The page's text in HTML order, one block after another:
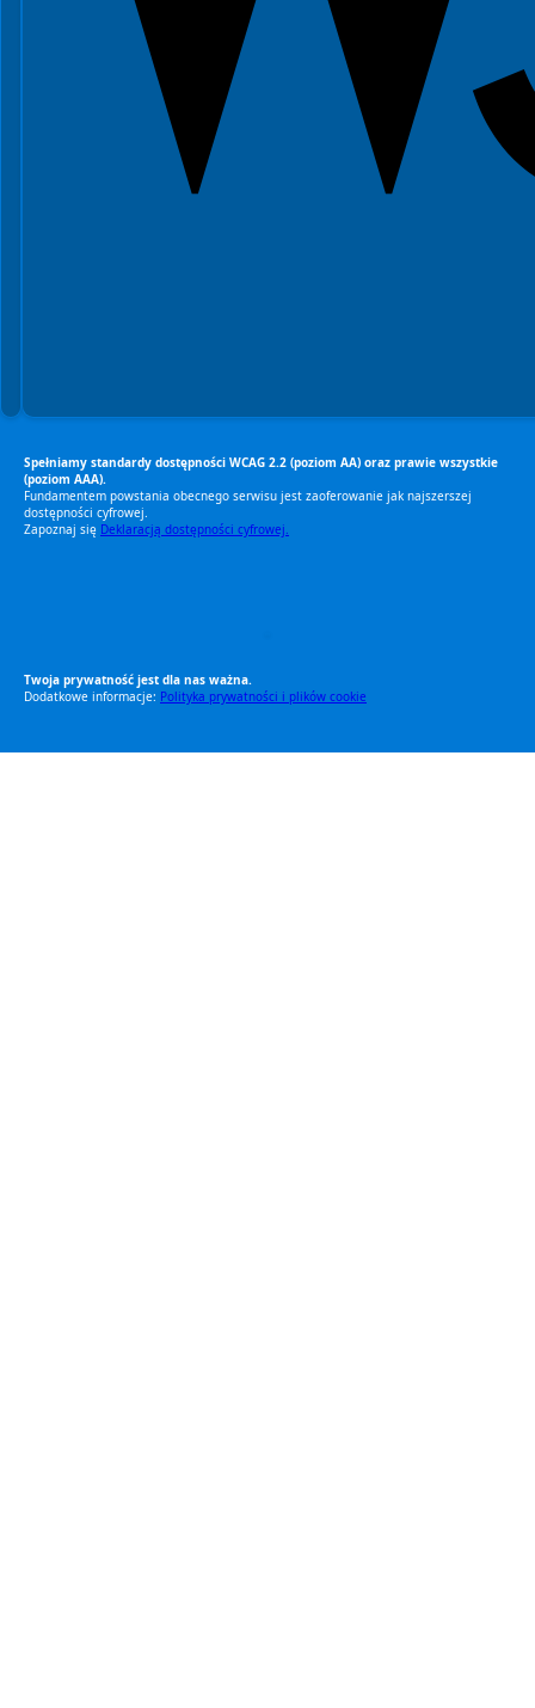
Spełniamy standardy dostępności WCAG 2.2 (poziom AA) oraz prawie wszystkie
(poziom AAA).
Fundamentem powstania obecnego serwisu jest zaoferowanie jak najszerszej
dostępności cyfrowej.
Zapoznaj się Deklaracją dostępności cyfrowej.
Twoja prywatność jest dla nas ważna.
Dodatkowe informacje: Polityka prywatności i plików cookie